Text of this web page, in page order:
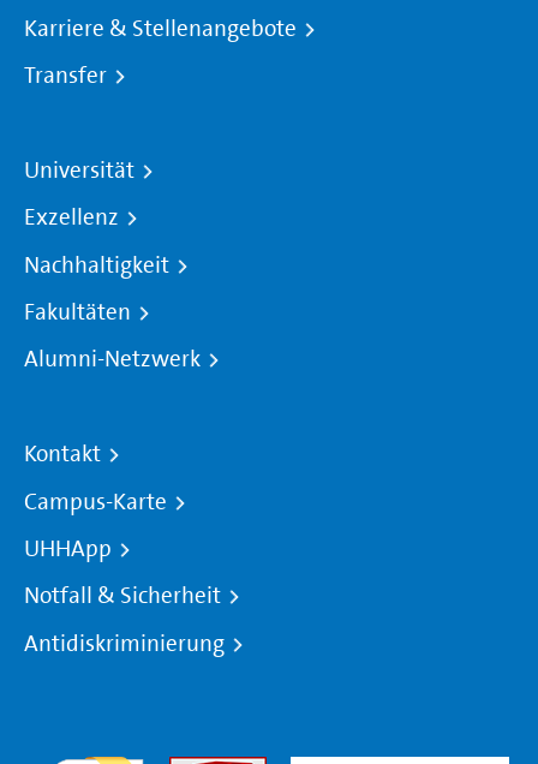
Karriere & Stellenangebote
Transfer
Universität
Exzellenz
Nachhaltigkeit
Fakultäten
Alumni-Netzwerk
Kontakt
Campus-Karte
UHHApp
Notfall & Sicherheit
Antidiskriminierung